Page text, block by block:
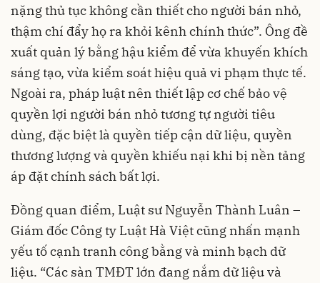
nặng thủ tục không cần thiết cho người bán nhỏ,
thậm chí đẩy họ ra khỏi kênh chính thức”. Ông đề
xuất quản lý bằng hậu kiểm để vừa khuyến khích
sáng tạo, vừa kiểm soát hiệu quả vi phạm thực tế.
Ngoài ra, pháp luật nên thiết lập cơ chế bảo vệ
quyền lợi người bán nhỏ tương tự người tiêu
dùng, đặc biệt là quyền tiếp cận dữ liệu, quyền
thương lượng và quyền khiếu nại khi bị nền tảng
áp đặt chính sách bất lợi.
Đồng quan điểm, Luật sư Nguyễn Thành Luân –
Giám đốc Công ty Luật Hà Việt cũng nhấn mạnh
yếu tố cạnh tranh công bằng và minh bạch dữ
liệu. “Các sàn TMĐT lớn đang nắm dữ liệu và